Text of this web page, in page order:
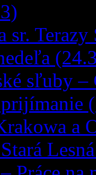
sr.
sľuby –
a